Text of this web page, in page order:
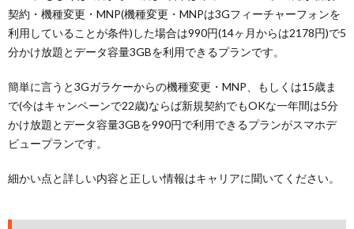
契約・機種変更・MNP(機種変更・MNPは3Gフィーチャーフォンを
利用していることが条件)した場合は990円(14ヶ月からは2178円)で5
分かけ放題とデータ容量3GBを利用できるプランです。
簡単に言うと3Gガラケーからの機種変更・MNP、もしくは15歳ま
で(今はキャンペーンで22歳)ならば新規契約でもOKな一年間は5分
かけ放題とデータ容量3GBを990円で利用できるプランがスマホデ
ビュープランです。
細かい点と詳しい内容と正しい情報はキャリアに聞いてください。